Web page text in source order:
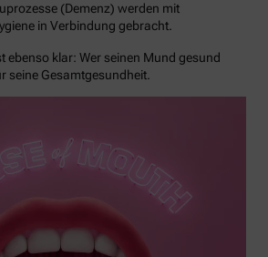
(Demenz) werden mit
in Verbindung gebracht.
ebenso klar: Wer seinen Mund gesund
seine Gesamtgesundheit.